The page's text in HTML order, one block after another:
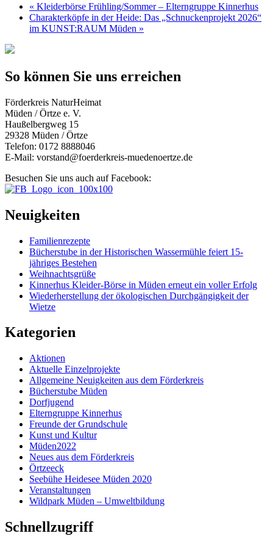
« Kleiderbörse Frühling/Sommer – Elterngruppe Kinnerhus
Charakterköpfe in der Heide: Das „Schnuckenprojekt 2026“
im KUNST:RAUM Müden »
So können Sie uns erreichen
Förderkreis NaturHeimat
Müden / Örtze e. V.
Haußelbergweg 15
29328 Müden / Örtze
Telefon: 0172 8888046
E-Mail: vorstand@foerderkreis-muedenoertze.de
Besuchen Sie uns auch auf Facebook:
Neuigkeiten
Familienrezepte
Bücherstube in der Historischen Wassermühle feiert 15-
jähriges Bestehen
Weihnachtsgrüße
Kinnerhus Kleider-Börse in Müden erneut ein voller Erfolg
Wiederherstellung der ökologischen Durchgängigkeit der
Wietze
Kategorien
Aktionen
Aktuelle Einzelprojekte
Allgemeine Neuigkeiten aus dem Förderkreis
Bücherstube Müden
Dorfjugend
Elterngruppe Kinnerhus
Freunde der Grundschule
Kunst und Kultur
Müden2022
Neues aus dem Förderkreis
Örtzeeck
Seebühe Heidesee Müden 2020
Veranstaltungen
Wildpark Müden – Umweltbildung
Schnellzugriff